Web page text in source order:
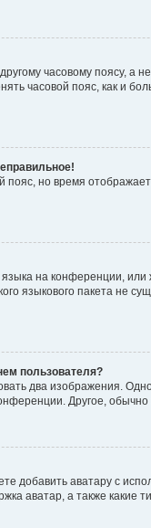
часовому поясу, а
часовой пояс, как и
пояс, но время
на конференции,
языкового пакета не
пользователя?
два изображения.
Другое,
добавить аватару с
аватар, а также